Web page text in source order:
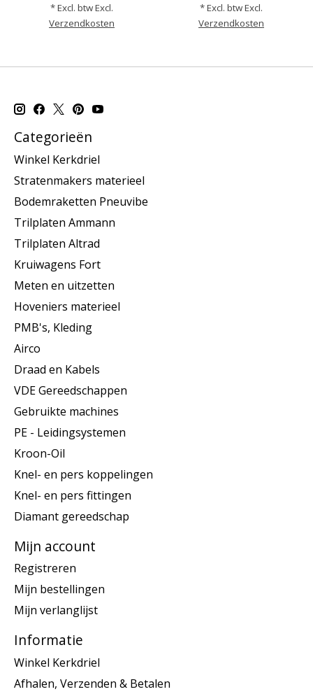
* Excl. btw Excl.
Verzendkosten
* Excl. btw Excl.
Verzendkosten
Categorieën
Winkel Kerkdriel
Stratenmakers materieel
Bodemraketten Pneuvibe
Trilplaten Ammann
Trilplaten Altrad
Kruiwagens Fort
Meten en uitzetten
Hoveniers materieel
PMB's, Kleding
Airco
Draad en Kabels
VDE Gereedschappen
Gebruikte machines
PE - Leidingsystemen
Kroon-Oil
Knel- en pers koppelingen
Knel- en pers fittingen
Diamant gereedschap
Mijn account
Registreren
Mijn bestellingen
Mijn verlanglijst
Informatie
Winkel Kerkdriel
Afhalen, Verzenden & Betalen